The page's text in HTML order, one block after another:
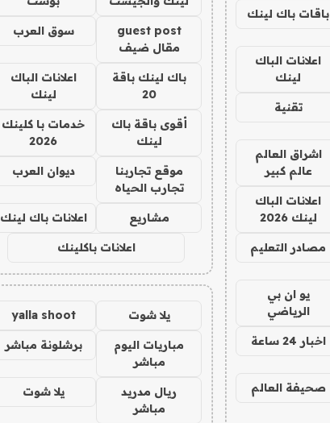
باقات باك لينك
اعلانات الباك
لينك
تقنية
اشراق العالم
عالم كبير
اعلانات الباك
لينك 2026
مصادر التعليم
يو ان بي
الرياضي
اخبار 24 ساعة
صحيفة العالم
guest post
مقال ضيف
سوق العرب
باك لينك باقة
20
اعلانات الباك
لينك
أقوى باقة باك
لينك
خدمات با كلينك
2026
موقع تجاربنا
تجارب الحياه
ديوان العرب
مشاريع اعلانات باك لينك
اعلانات باكلينك
يلا شوت yalla shoot
مباريات اليوم
مباشر
برشلونة مباشر
ريال مدريد
مباشر
يلا شوت